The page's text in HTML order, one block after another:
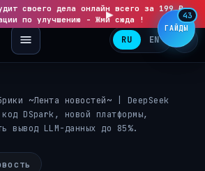
своего дела онлайн всего за 199 ₽
по улучшению - Жми сюда ! ▶
RU EN
~Лента новостей~
DeepSeek
код DSpark, новой платформы,
вывод LLM-данных до 85%.
ГАЙДЫ
43